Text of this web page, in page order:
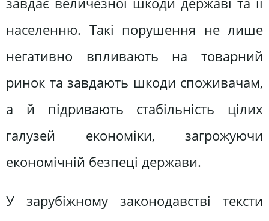
населенню. Такі порушення не лише
негативно впливають на товарний
ринок та завдають шкоди споживачам,
а й підривають стабільність цілих
галузей економіки, загрожуючи
економічній безпеці держави.
У зарубіжному законодавстві тексти